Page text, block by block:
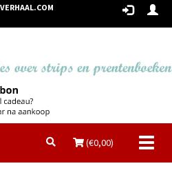
(€0,00)